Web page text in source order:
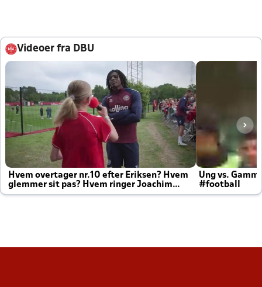
Videoer fra DBU
Hvem overtager nr.10 efter Eriksen? Hvem
glemmer sit pas? Hvem ringer Joachim
altid til efter kampe?
Ung vs.
#football